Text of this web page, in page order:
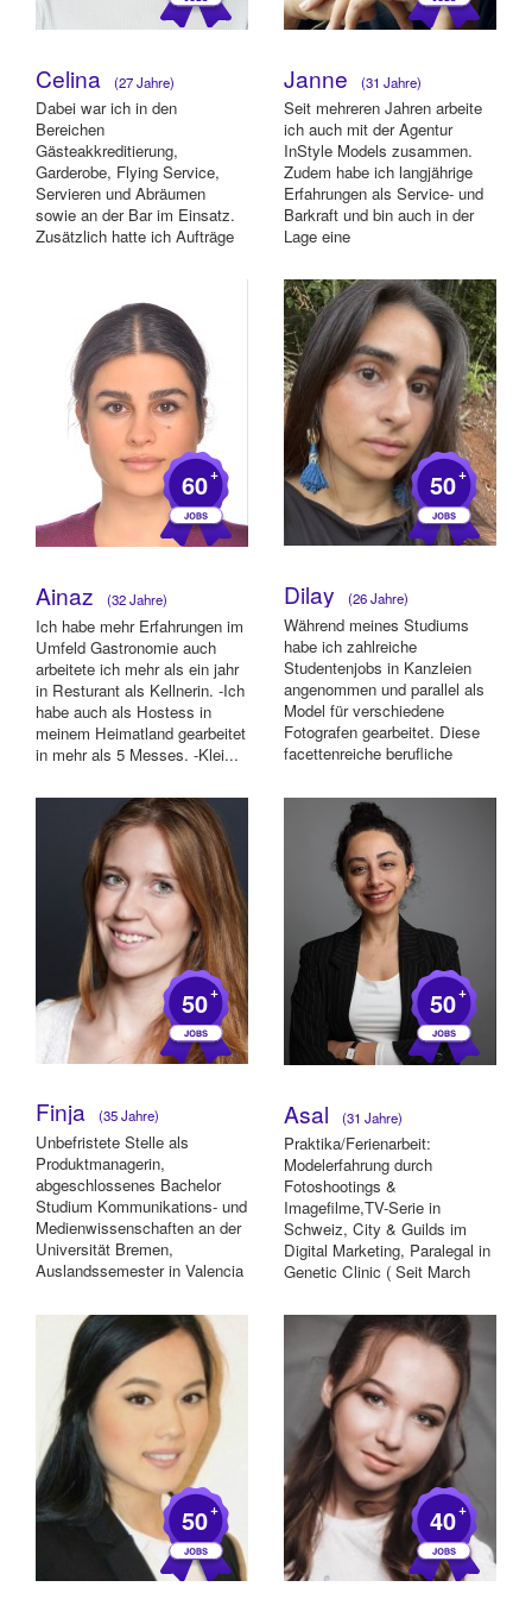
Celina (27 Jahre)
Dabei war ich in den
Bereichen
Gästeakkreditierung,
Garderobe, Flying Service,
Servieren und Abräumen
sowie an der Bar im Einsatz.
Zusätzlich hatte ich Aufträge
Janne (31 Jahre)
Seit mehreren Jahren arbeite
ich auch mit der Agentur
InStyle Models zusammen.
Zudem habe ich langjährige
Erfahrungen als Service- und
Barkraft und bin auch in der
Lage eine
60+
Ainaz (32 Jahre)
Ich habe mehr Erfahrungen im
Umfeld Gastronomie auch
arbeitete ich mehr als ein jahr
in Resturant als Kellnerin. -Ich
habe auch als Hostess in
meinem Heimatland gearbeitet
in mehr als 5 Messes. -Klei...
50+
Dilay (26 Jahre)
Während meines Studiums
habe ich zahlreiche
Studentenjobs in Kanzleien
angenommen und parallel als
Model für verschiedene
Fotografen gearbeitet. Diese
facettenreiche berufliche
50+
Finja (35 Jahre)
Unbefristete Stelle als
Produktmanagerin,
abgeschlossenes Bachelor
Studium Kommunikations- und
Medienwissenschaften an der
Universität Bremen,
Auslandssemester in Valencia
201...
50+
Asal (31 Jahre)
Praktika/Ferienarbeit:
Modelerfahrung durch
Fotoshootings &
Imagefilme,TV-Serie in
Schweiz, City & Guilds im
Digital Marketing, Paralegal in
Genetic Clinic ( Seit March
Custome...
50+ 40+